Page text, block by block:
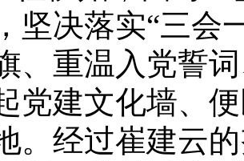
，坚决落实“三
、重温入党誓
党建文化墙、
。经过崔建云